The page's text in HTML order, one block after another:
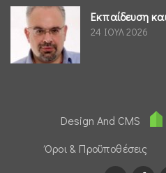
Εκπαίδευση
24 ΙΟΥΛ 2026
Design And CMS
Όροι & Προϋποθέσεις